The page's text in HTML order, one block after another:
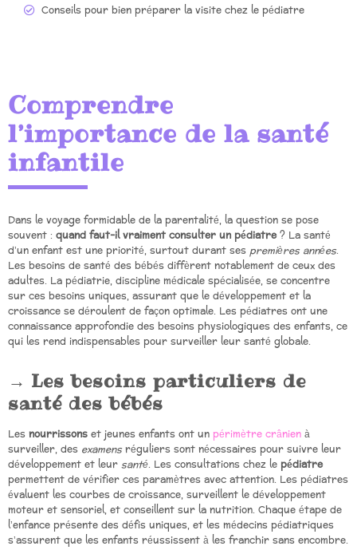
Conseils pour bien préparer la visite chez le pédiatre
Comprendre
l’importance de la santé
infantile
Dans le voyage formidable de la parentalité, la question se pose
souvent : quand faut-il vraiment consulter un pédiatre? La santé
d’un enfant est une priorité, surtout durant ses premières années.
Les besoins de santé des bébés diffèrent notablement de ceux des
adultes. La pédiatrie, discipline médicale spécialisée, se concentre
sur ces besoins uniques, assurant que le développement et la
croissance se déroulent de façon optimale. Les pédiatres ont une
connaissance approfondie des besoins physiologiques des enfants, ce
qui les rend indispensables pour surveiller leur santé globale.
Les besoins particuliers de
santé des bébés
Les nourrissonset jeunes enfants ont un périmètre crânienà
surveiller, des examensréguliers sont nécessaires pour suivre leur
développement et leursanté. Les consultations chez le pédiatre
permettent de vérifier ces paramètres avec attention. Les pédiatres
évaluent les courbes de croissance, surveillent le développement
moteur et sensoriel, et conseillent sur la nutrition. Chaque étape de
l’enfance présente des défis uniques, et les médecins pédiatriques
s’assurent que les enfants réussissent à les franchir sans encombre.